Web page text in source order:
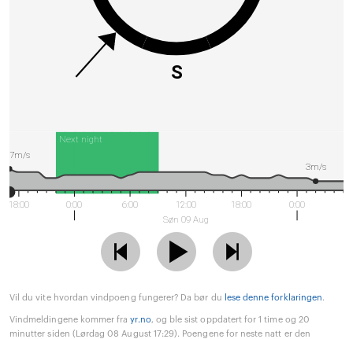
S
Next night
18:00 0:00 6:00
12:00
Søn 09 Aug
18:00 0:00
7m/s
3m/s
Vil du vite hvordan vindpoeng fungerer? Da bør du lese denne forklaringen.
Vindmeldingene kommer frayr.no, og ble sist oppdatert for 1 time og 20
minutter siden (Lørdag 08 August 17:29). Poengene for neste natt er den